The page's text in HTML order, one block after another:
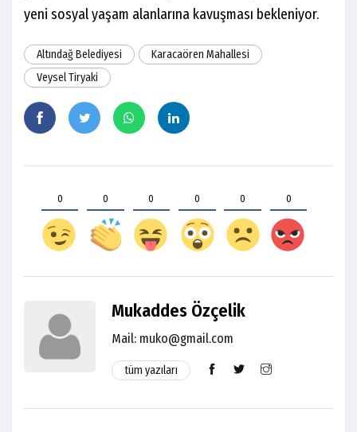
yeni sosyal yaşam alanlarına kavuşması bekleniyor.
Altındağ Belediyesi
Karacaören Mahallesi
Veysel Tiryaki
0 0 0 0 0 0
Mukaddes Özçelik
Mail: muko@gmail.com
tüm yazıları